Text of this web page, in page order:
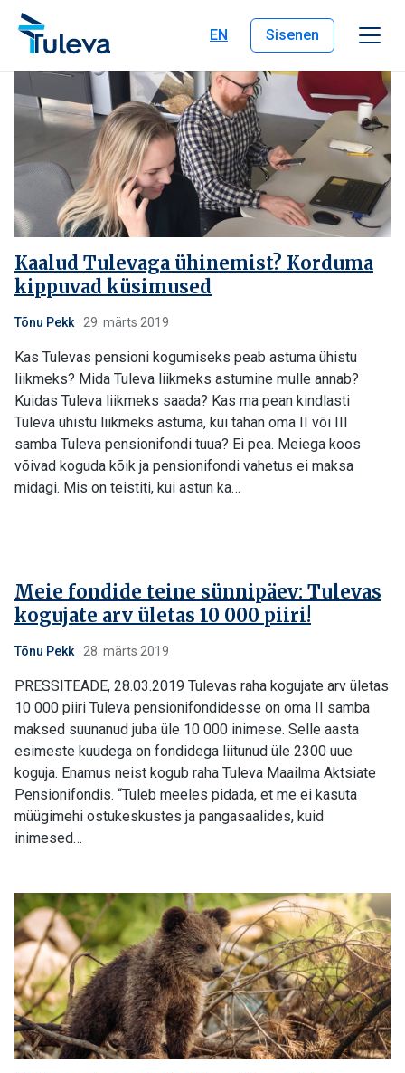
Liigu edasi sisu juurde
EN
Sisenen
Kaalud Tulevaga ühinemist? Korduma
kippuvad küsimused
Tõnu Pekk 29. märts 2019
Kas Tulevas pensioni kogumiseks peab astuma ühistu
liikmeks? Mida Tuleva liikmeks astumine mulle annab?
Kuidas Tuleva liikmeks saada? Kas ma pean kindlasti
Tuleva ühistu liikmeks astuma, kui tahan oma II või III
samba Tuleva pensionifondi tuua? Ei pea. Meiega koos
võivad koguda kõik ja pensionifondi vahetus ei maksa
midagi. Mis on teistiti, kui astun ka…
Meie fondide teine sünnipäev: Tulevas
kogujate arv ületas 10 000 piiri!
Tõnu Pekk 28. märts 2019
PRESSITEADE, 28.03.2019 Tulevas raha kogujate arv ületas
10 000 piiri Tuleva pensionifondidesse on oma II samba
maksed suunanud juba üle 10 000 inimese. Selle aasta
esimeste kuudega on fondidega liitunud üle 2300 uue
koguja. Enamus neist kogub raha Tuleva Maailma Aktsiate
Pensionifondis. “Tuleb meeles pidada, et me ei kasuta
müügimehi ostukeskustes ja pangasaalides, kuid
inimesed…